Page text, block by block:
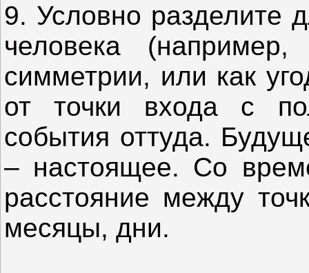
9. Условно разделите
человека
симметрии, или как
от точки входа с
события оттуда.
– настоящее. Со
расстояние между
месяцы, дни.